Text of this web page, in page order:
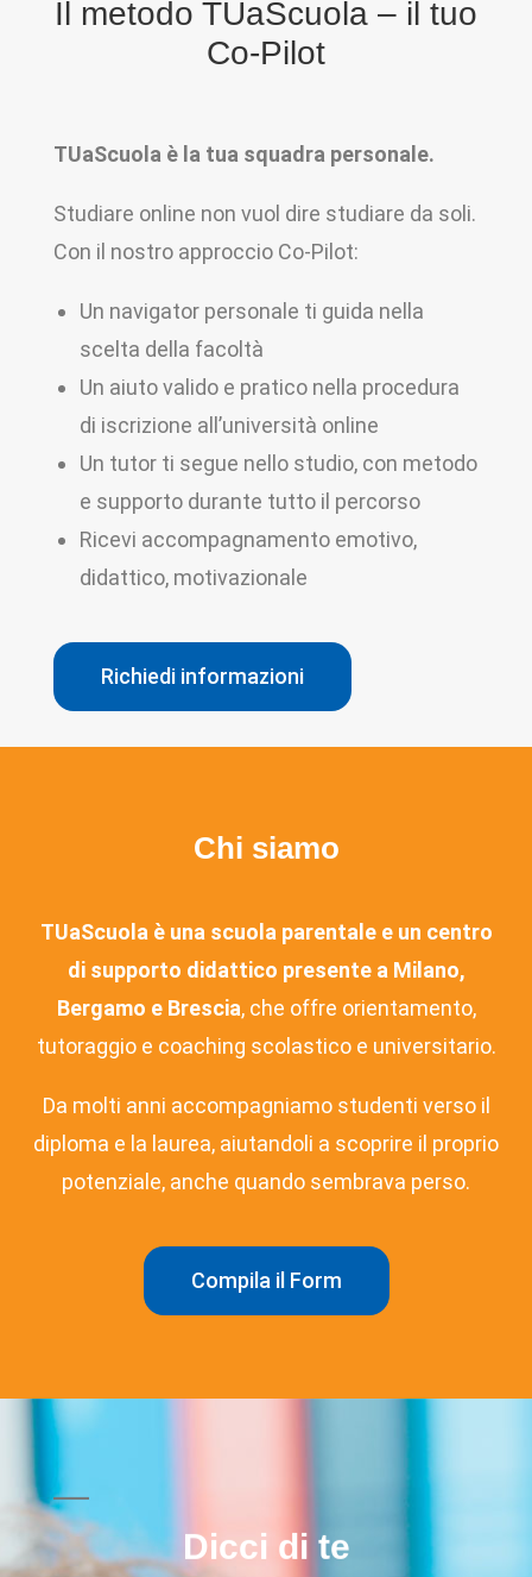
Il metodo TUaScuola – il tuo
Co-Pilot
TUaScuola è la tua squadra personale.
Studiare online non vuol dire studiare da soli.
Con il nostro approccio Co-Pilot:
Un navigator personale ti guida nella
scelta della facoltà
Un aiuto valido e pratico nella procedura
di iscrizione all’università online
Un tutor ti segue nello studio, con metodo
e supporto durante tutto il percorso
Ricevi accompagnamento emotivo,
didattico, motivazionale
Richiedi informazioni
Chi siamo
TUaScuola è una scuola parentale e un centro
di supporto didattico presente a Milano,
Bergamo e Brescia, che offre orientamento,
tutoraggio e coaching scolastico e universitario.
Da molti anni accompagniamo studenti verso il
diploma e la laurea, aiutandoli a scoprire il proprio
potenziale, anche quando sembrava perso.
Compila il Form
Dicci di te